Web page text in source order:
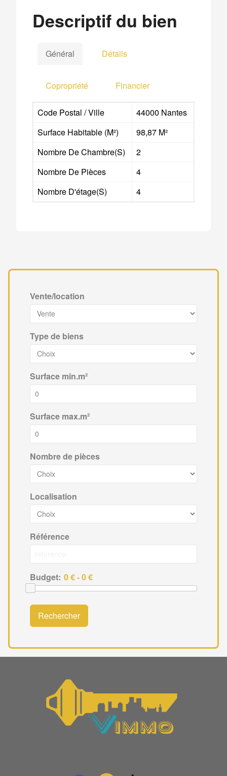
Descriptif du bien
Général Détails
Copropriété Financier
Code Postal / Ville
44000 Nantes
Surface Habitable (m²)
98,87 M²
Nombre De Chambre(s)
2
Nombre De Pièces
4
Nombre D'étage(s)
4
Vente/location
Type de biens
Surface min.m²
Surface max.m²
Nombre de pièces
Localisation
Référence
Budget:
Rechercher